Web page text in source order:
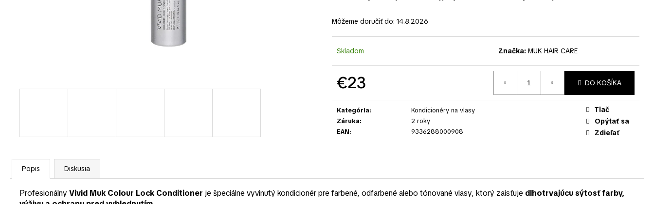
Môžeme doručiť do: 14.8.2026
Skladom Značka:MUK HAIR CARE
€23 DO KOŠÍKA
Kategória:
Kondicionéry na vlasy
Záruka:
2 roky
EAN: 9336288000908
Tlač
Opýtať sa
Zdieľať
Popis Diskusia
Profesionálny Vivid Muk Colour Lock Conditioner je špeciálne vyvinutý kondicionér pre farbené, odfarbené alebo tónované vlasy, ktorý zaisťuje dlhotrvajúcu sýtosť farby,